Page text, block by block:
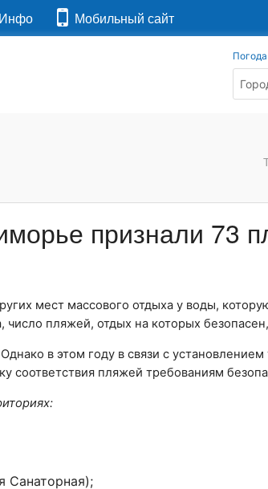
Инфо Мобильный сайт
признали 73
мест массового отдыха у воды,
пляжей, отдых на которых
в этом году в связи с
соответствия пляжей требованиям
Санаторная);